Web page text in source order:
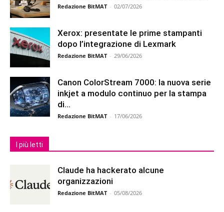
Redazione BitMAT - 02/07/2026
Xerox: presentate le prime stampanti
dopo l’integrazione di Lexmark
Redazione BitMAT - 29/06/2026
Canon ColorStream 7000: la nuova serie
inkjet a modulo continuo per la stampa
di...
Redazione BitMAT - 17/06/2026
I più letti
Claude ha hackerato alcune
organizzazioni
Redazione BitMAT - 05/08/2026